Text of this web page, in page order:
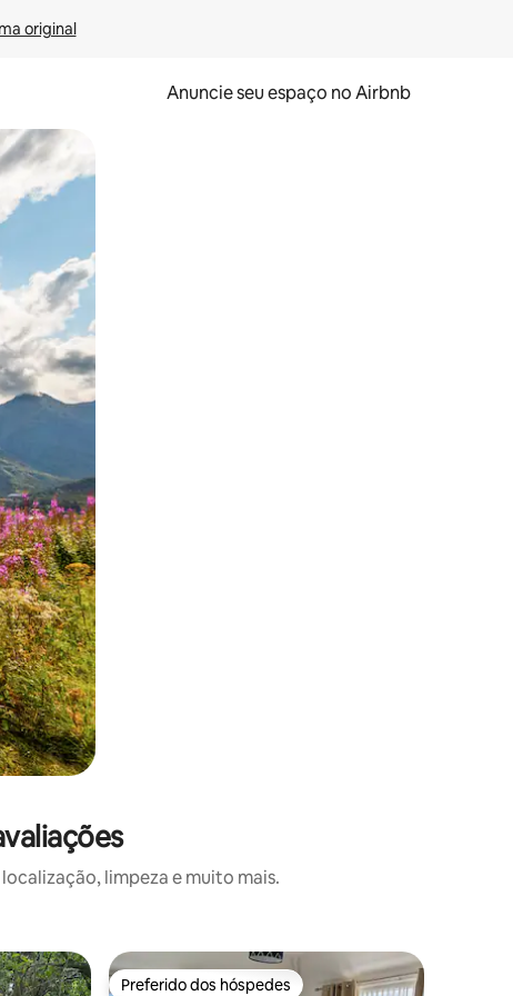
original
Anuncie seu espaço no Airbnb
deslizando o dedo na tela.
limpeza e muito mais.
Preferido dos hóspedes